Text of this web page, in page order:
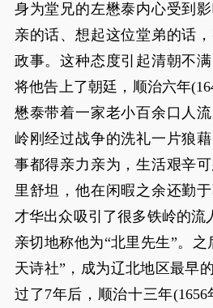
身为堂兄的左懋泰内心受到
亲的话、想起这位堂弟的话
政事。这种态度引起清朝不
将他告上了朝廷，顺治六年
懋泰带着一家老小百余口人
岭刚经过战争的洗礼一片狼
事都得亲力亲为，生活艰辛
里舒坦，他在闲暇之余还勤
才华出众吸引了很多铁岭的流
亲切地称他为“北里先生”。
天诗社”，成为辽北地区最早
过了7年后，顺治十三年(1656